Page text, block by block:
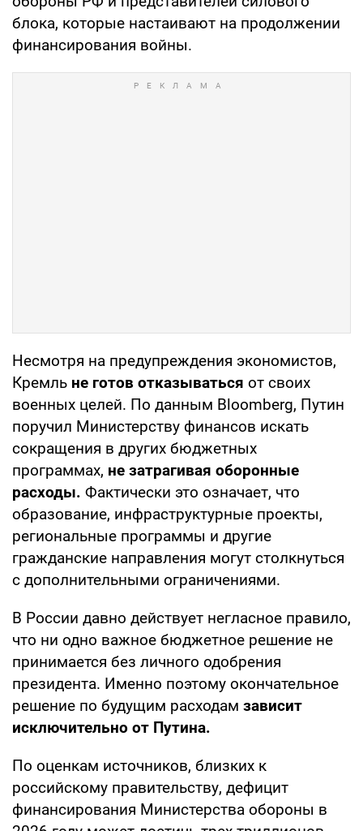
блока, которые настаивают на продолжении
финансирования войны.
Несмотря на предупреждения экономистов,
Кремль не готов отказываться от своих
военных целей. По данным Bloomberg, Путин
поручил Министерству финансов искать
сокращения в других бюджетных
программах, не затрагивая оборонные
расходы. Фактически это означает, что
образование, инфраструктурные проекты,
региональные программы и другие
гражданские направления могут столкнуться
с дополнительными ограничениями.
В России давно действует негласное правило,
что ни одно важное бюджетное решение не
принимается без личного одобрения
президента. Именно поэтому окончательное
решение по будущим расходам зависит
исключительно от Путина.
По оценкам источников, близких к
российскому правительству, дефицит
финансирования Министерства обороны в